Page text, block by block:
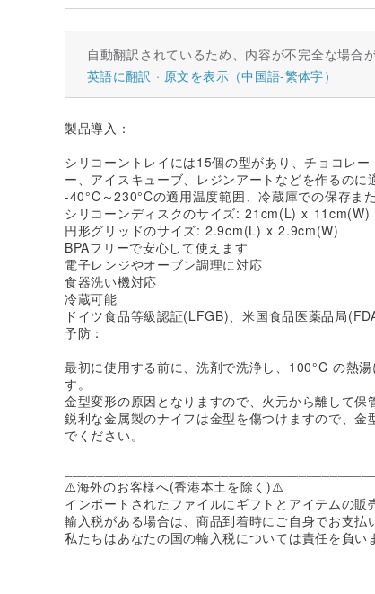
自動翻訳されているため、内容が不完全な場合が
英語に翻訳
原文を表示（中国語-繁体字）
製品導入：
シリコーントレイには15個の型があり、チョコレ
ー、アイスキューブ、レジンアートなどを作るのに
-40°C～230°Cの適用温度範囲、冷蔵庫での保存ま
シリコーンディスクのサイズ: 21cm(L) x 11cm(W)
円形グリッドのサイズ: 2.9cm(L) x 2.9cm(W)
BPAフリーで安心して使えます
電子レンジやオーブン調理に対応
食器洗い機対応
冷蔵可能
ドイツ食品等級認証(LFGB)、米国食品医薬品局
予防：
最初に使用する前に、洗剤で洗浄し、100°C の熱
す。
金型変形の原因となりますので、火元から離して保
鋭利な金属製のナイフは金型を傷つけますので、
でください。
⚠️海外のお客様へ(香港本土を除く)⚠️
インポートされたファイルにギフトとアイテムの販
輸入税がある場合は、商品到着時にご自身でお支払
私たちはあなたの国の輸入税については責任を負い